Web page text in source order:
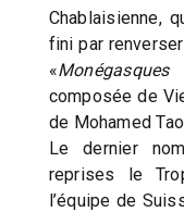
Chablaisienne,
fini par
«
composée de
de Mohamed
Le dernier
reprises le
l’équipe de